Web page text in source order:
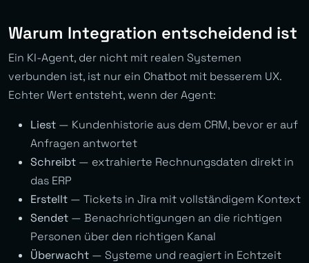
Warum Integration entscheidend ist
Ein KI-Agent, der nicht mit realen Systemen
verbunden ist, ist nur ein Chatbot mit besserem UX.
Echter Wert entsteht, wenn der Agent:
Liest — Kundenhistorie aus dem CRM, bevor er auf
Anfragen antwortet
Schreibt — extrahierte Rechnungsdaten direkt in
das ERP
Erstellt — Tickets in Jira mit vollständigem Kontext
Sendet — Benachrichtigungen an die richtigen
Personen über den richtigen Kanal
Überwacht — Systeme und reagiert in Echtzeit